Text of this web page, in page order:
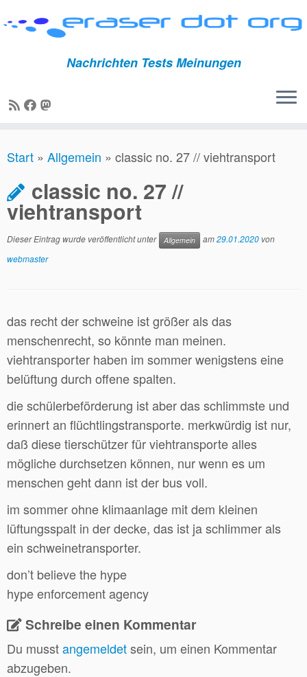
Inhalt
Nachrichten Tests Meinungen
Start » Allgemein » classic no. 27 // viehtransport
classic no. 27 //
viehtransport
Dieser Eintrag wurde veröffentlicht unter Allgemein am29.01.2020 von
webmaster
das recht der schweine ist größer als das
menschenrecht, so könnte man meinen.
viehtransporter haben im sommer wenigstens eine
belüftung durch offene spalten.
die schülerbeförderung ist aber das schlimmste und
erinnert an flüchtlingstransporte. merkwürdig ist nur,
daß diese tierschützer für viehtransporte alles
mögliche durchsetzen können, nur wenn es um
menschen geht dann ist der bus voll.
im sommer ohne klimaanlage mit dem kleinen
lüftungsspalt in der decke, das ist ja schlimmer als
ein schweinetransporter.
don’t believe the hype
hype enforcement agency
Schreibe einen Kommentar
Du musstangemeldetsein, um einen Kommentar
abzugeben.